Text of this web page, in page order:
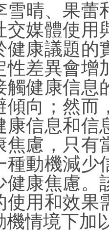
、果蕾
交媒體使用
健康議題的
性差異會增
觸健康信息
傾向；然而
康信息和信
焦慮，只有
種動機減少
健康焦慮。
使用和效果
機情境下加